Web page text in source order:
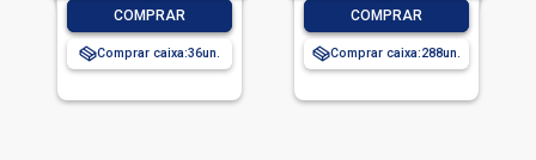
COMPRAR
Comprar caixa:36
COMPRAR
Comprar caixa:288